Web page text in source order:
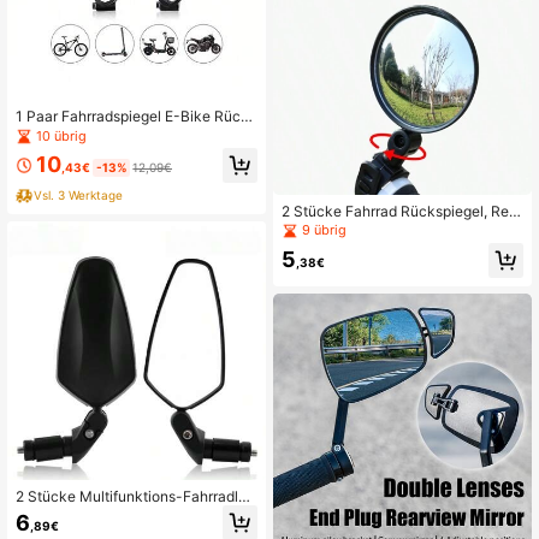
1 Paar Fahrradspiegel E-Bike Rücks
piegel Spiegel Fahrrad Rechts+Link
s MTB
10 übrig
10,43€ -13% 12,09€
Vsl. 3 Werktage
2 Stücke Multifunktions-Fahrradlen
ker-Endspiegel, 360° drehbar, verst
ellbar, hochauflösender Rückspiege
6 ,89€
2 Stücke Fahrrad Rückspiegel, Ren
nrad Weitwinkel Konvexspiegel, Mo
Griffband Rückspiegel
9 übrig
5 ,38€